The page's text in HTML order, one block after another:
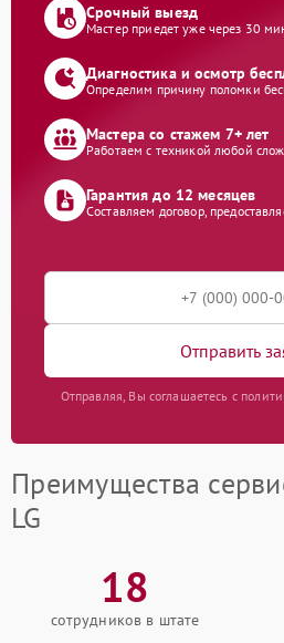
Срочный выезд
Мастер приедет уже через 30
Диагностика и осмотр
Определим причину поломки
Мастера со стажем 7+ лет
Работаем с техникой любой
Гарантия до 12 месяцев
Составляем договор,
Отправить
Отправляя, Вы соглашаетесь с
Преимущества
LG
18
сотрудников в штате